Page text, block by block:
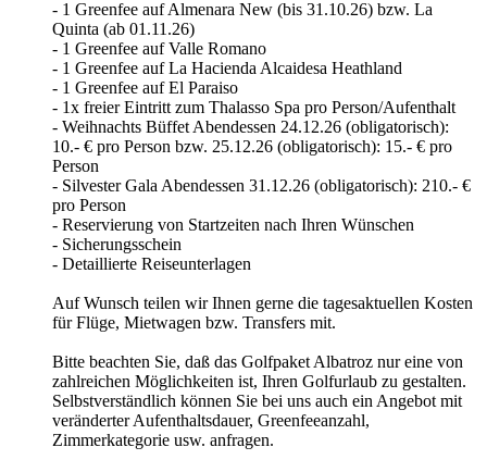
- 1 Greenfee auf Almenara New (bis 31.10.26) bzw. La
Quinta (ab 01.11.26)
- 1 Greenfee auf Valle Romano
- 1 Greenfee auf La Hacienda Alcaidesa Heathland
- 1 Greenfee auf El Paraiso
- 1x freier Eintritt zum Thalasso Spa pro Person/Aufenthalt
- Weihnachts Büffet Abendessen 24.12.26 (obligatorisch):
10.- € pro Person bzw. 25.12.26 (obligatorisch): 15.- € pro
Person
- Silvester Gala Abendessen 31.12.26 (obligatorisch): 210.- €
pro Person
- Reservierung von Startzeiten nach Ihren Wünschen
- Sicherungsschein
- Detaillierte Reiseunterlagen
Auf Wunsch teilen wir Ihnen gerne die tagesaktuellen Kosten
für Flüge, Mietwagen bzw. Transfers mit.
Bitte beachten Sie, daß das Golfpaket Albatroz nur eine von
zahlreichen Möglichkeiten ist, Ihren Golfurlaub zu gestalten.
Selbstverständlich können Sie bei uns auch ein Angebot mit
veränderter Aufenthaltsdauer, Greenfeeanzahl,
Zimmerkategorie usw. anfragen.